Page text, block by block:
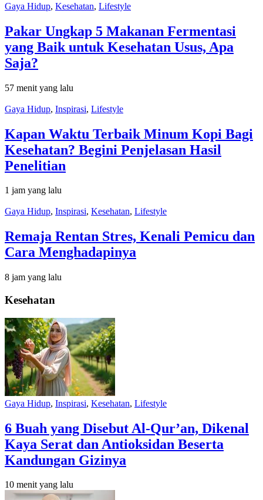
Gaya Hidup, Kesehatan, Lifestyle
Pakar Ungkap 5 Makanan Fermentasi
yang Baik untuk Kesehatan Usus, Apa
Saja?
57 menit yang lalu
Gaya Hidup, Inspirasi, Lifestyle
Kapan Waktu Terbaik Minum Kopi Bagi
Kesehatan? Begini Penjelasan Hasil
Penelitian
1 jam yang lalu
Gaya Hidup, Inspirasi, Kesehatan, Lifestyle
Remaja Rentan Stres, Kenali Pemicu dan
Cara Menghadapinya
8 jam yang lalu
Kesehatan
Gaya Hidup, Inspirasi, Kesehatan, Lifestyle
6 Buah yang Disebut Al-Qur’an, Dikenal
Kaya Serat dan Antioksidan Beserta
Kandungan Gizinya
10 menit yang lalu